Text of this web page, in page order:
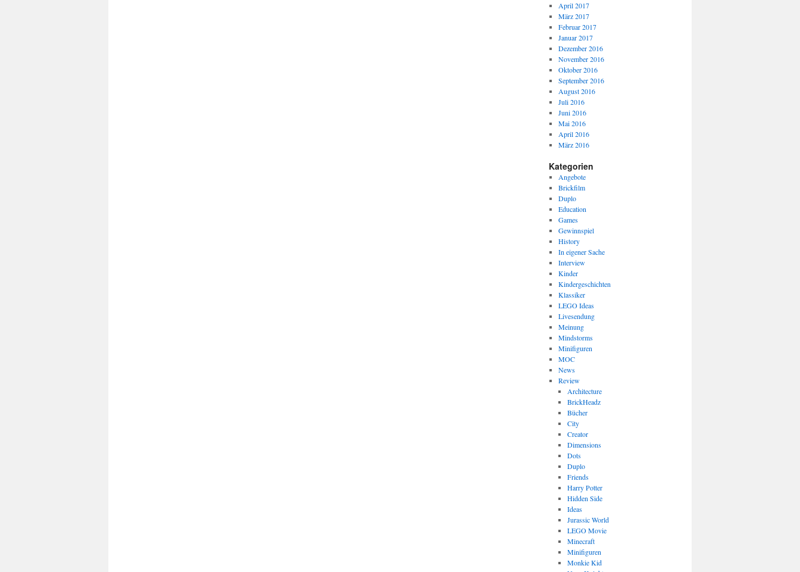
April 2017
März 2017
Februar 2017
Januar 2017
Dezember 2016
November 2016
Oktober 2016
September 2016
August 2016
Juli 2016
Juni 2016
Mai 2016
April 2016
März 2016
Kategorien
Angebote
Brickfilm
Duplo
Education
Games
Gewinnspiel
History
In eigener Sache
Interview
Kinder
Kindergeschichten
Klassiker
LEGO Ideas
Livesendung
Meinung
Mindstorms
Minifiguren
MOC
News
Review
Architecture
BrickHeadz
Bücher
City
Creator
Dimensions
Dots
Duplo
Friends
Harry Potter
Hidden Side
Ideas
Jurassic World
LEGO Movie
Minecraft
Minifiguren
Monkie Kid